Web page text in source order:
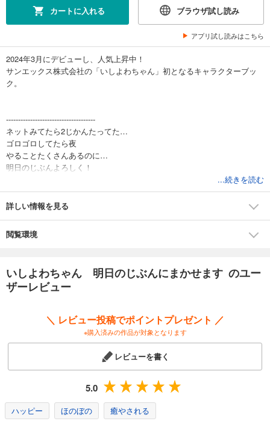
カートに入れる ブラウザ試し読み
アプリ試し読みはこちら
2024年3月にデビューし、人気上昇中！
サンエックス株式会社の「いしよわちゃん」初となるキャラクターブッ
ク。
-------------------------------------
ネットみてたら2じかんたってた…
ゴロゴロしてたら夜
やることたくさんあるのに…
明日のじぶんよろしく！
・オフィス、オフィス愛用品、おへやなどを大公開
・Short Story「いしよわちゃんのバレッタ」「いしつよちゃんのリボ
ン」他収録
同僚のいしつよちゃんも登場！
あなたの心の緊張を解いてくれる一冊です。
■いしよわちゃん
三日坊主で自分をついつい甘やかしちゃうイヌ。
意志が弱いせいかまっすぐだった耳やしっぽもだんだん垂れてきちゃっ
口癖は「明日こそ」。
いしよわちゃんの同僚。
意志が強くストイック。
...続きを読む
詳しい情報を見る
閲覧環境
いしよわちゃん 明日のじぶんにまかせます のユー
ザーレビュー
＼ レビュー投稿でポイントプレゼント ／
※購入済みの作品が対象となります
レビューを書く
5.0
ハッピー ほのぼの 癒やされる